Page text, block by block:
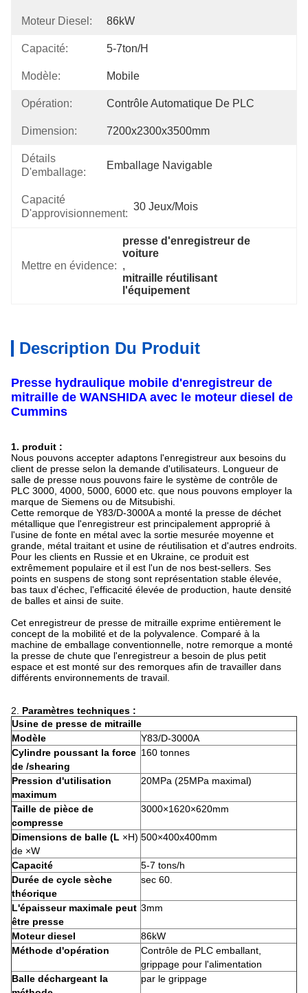
Moteur Diesel: 86kW
Capacité: 5-7ton/h
Modèle: Mobile
Opération: Contrôle Automatique De PLC
Dimension: 7200x2300x3500mm
Détails
D'emballage:
Emballage Navigable
Capacité
D'approvisionnement:
30 Jeux/mois
Mettre en évidence:
presse d'enregistreur de
voiture
,
mitraille réutilisant
l'équipement
Description Du Produit
Presse hydraulique mobile d'enregistreur de
mitraille de WANSHIDA avec le moteur diesel de
Cummins
1. produit :
Nous pouvons accepter adaptons l'enregistreur aux besoins du
client de presse selon la demande d'utilisateurs. Longueur de
salle de presse nous pouvons faire le système de contrôle de
PLC 3000, 4000, 5000, 6000 etc. que nous pouvons employer la
marque de Siemens ou de Mitsubishi.
Cette remorque de Y83/D-3000A a monté la presse de déchet
métallique que l'enregistreur est principalement approprié à
l'usine de fonte en métal avec la sortie mesurée moyenne et
grande, métal traitant et usine de réutilisation et d'autres endroits.
Pour les clients en Russie et en Ukraine, ce produit est
extrêmement populaire et il est l'un de nos best-sellers. Ses
points en suspens de stong sont représentation stable élevée,
bas taux d'échec, l'efficacité élevée de production, haute densité
de balles et ainsi de suite.
Cet enregistreur de presse de mitraille exprime entièrement le
concept de la mobilité et de la polyvalence. Comparé à la
machine de emballage conventionnelle, notre remorque a monté
la presse de chute que l'enregistreur a besoin de plus petit
espace et est monté sur des remorques afin de travailler dans
différents environnements de travail.
2. Paramètres techniques :
Usine de presse de mitraille
Modèle
Y83/D-3000A
Cylindre poussant la force
de /shearing
160 tonnes
Pression d'utilisation
maximum
20MPa (25MPa maximal)
Taille de pièce de
compresse
3000×1620×620mm
Dimensions de balle (L ×H)
de ×W
500×400x400mm
Capacité
5-7 tons/h
Durée de cycle sèche
théorique
sec 60.
L'épaisseur maximale peut
être presse
3mm
Moteur diesel
86kW
Méthode d'opération
Contrôle de PLC emballant,
grippage pour l'alimentation
Balle déchargeant la
par le grippage